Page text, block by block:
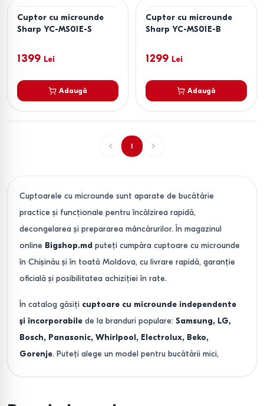
Cuptor cu microunde
Sharp YC-MS01E-S
1399 Lei
Adaugă
Cuptor cu microunde
Sharp YC-MS01E-B
1299 Lei
Adaugă
1
Cuptoarele cu microunde sunt aparate de bucătărie
practice și funcționale pentru încălzirea rapidă,
decongelarea și prepararea mâncărurilor. În magazinul
online Bigshop.md puteți cumpăra cuptoare cu microunde
în Chișinău și în toată Moldova, cu livrare rapidă, garanție
oficială și posibilitatea achiziției în rate.
În catalog găsiți cuptoare cu microunde independente
și încorporabile de la branduri populare: Samsung, LG,
Bosch, Panasonic, Whirlpool, Electrolux, Beko,
Gorenje. Puteți alege un model pentru bucătării mici,
inverter.